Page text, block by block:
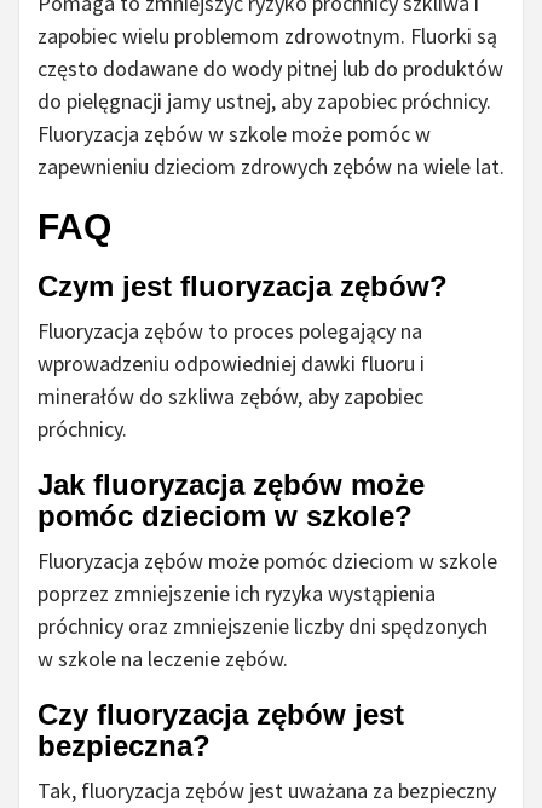
zapobiec wielu problemom zdrowotnym. Fluorki są
często dodawane do wody pitnej lub do produktów
do pielęgnacji jamy ustnej, aby zapobiec próchnicy.
Fluoryzacja zębów w szkole może pomóc w
zapewnieniu dzieciom zdrowych zębów na wiele lat.
FAQ
Czym jest fluoryzacja zębów?
Fluoryzacja zębów to proces polegający na
wprowadzeniu odpowiedniej dawki fluoru i
minerałów do szkliwa zębów, aby zapobiec
próchnicy.
Jak fluoryzacja zębów może
pomóc dzieciom w szkole?
Fluoryzacja zębów może pomóc dzieciom w szkole
poprzez zmniejszenie ich ryzyka wystąpienia
próchnicy oraz zmniejszenie liczby dni spędzonych
w szkole na leczenie zębów.
Czy fluoryzacja zębów jest
bezpieczna?
Tak, fluoryzacja zębów jest uważana za bezpieczny